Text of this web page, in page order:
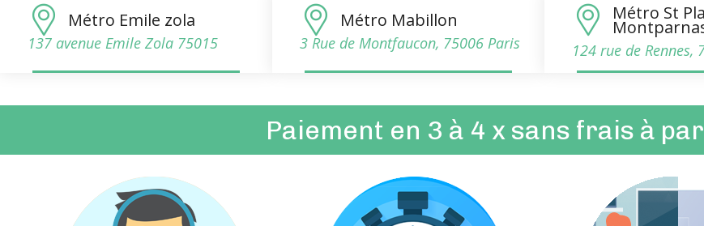
Métro Emile zola
137 avenue Emile Zola 75015
Métro Mabillon
3 Rue de Montfaucon, 75006 Paris
Métro St
124 rue de Rennes,
Paiement en 3 à 4 x sans frais à